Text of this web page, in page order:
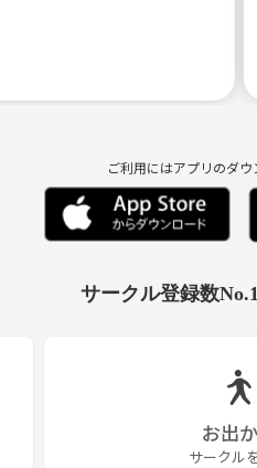
ご利用にはアプリのダ
サークル登録数
お出
サークル